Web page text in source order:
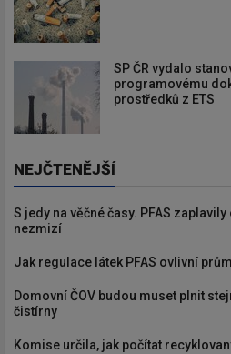
SP ČR vydalo
programovému
prostředků z ETS
NEJČTENĚJŠÍ
S jedy na věčné časy. PFAS
nezmizí
Jak regulace látek PFAS ovlivní
Domovní ČOV budou muset plnit
čistírny
Komise určila, jak počítat